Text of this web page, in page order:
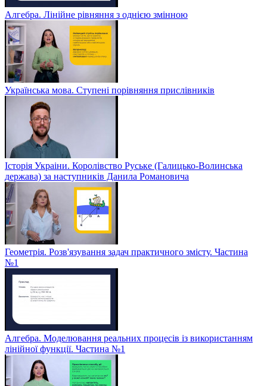
Алгебра. Лінійне рівняння з однією змінною
Українська мова. Ступені порівняння прислівників
Історія Украіни. Королівство Руське (Галицько-Волинська
держава) за наступників Данила Романовича
Геометрія. Розв'язування задач практичного змісту. Частина
№1
Алгебра. Моделювання реальних процесів із використанням
лінійної функції. Частина №1